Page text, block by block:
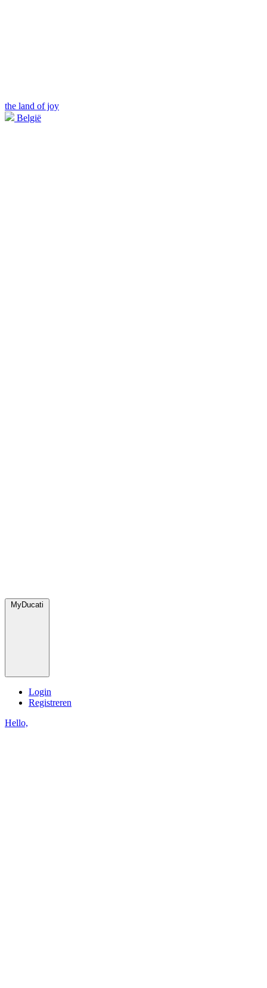
the land of joy
België
MyDucati
Login
Registreren
Hello,